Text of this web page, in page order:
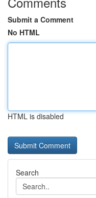
Submit a Comment
No HTML
HTML is disabled
Search